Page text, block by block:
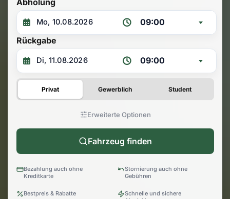
Abholung
09:00
Rückgabe
09:00
Privat Gewerblich Student
Erweiterte Optionen
Fahrzeug finden
Bezahlung auch ohne
Kreditkarte
Stornierung auch ohne
Gebühren
Bestpreis & Rabatte
Schnelle und sichere